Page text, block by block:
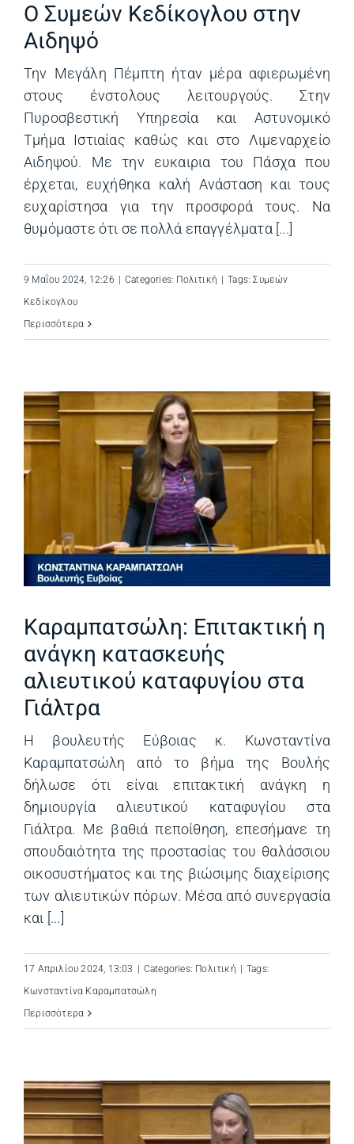
Ο Συμεών Κεδίκογλου στην
Αιδηψό
Την Μεγάλη Πέμπτη ήταν μέρα αφιερωμένη
στους ένστολους λειτουργούς. Στην
Πυροσβεστική Υπηρεσία και Αστυνομικό
Τμήμα Ιστιαίας καθώς και στο Λιμεναρχείο
Αιδηψού. Με την ευκαιρια του Πάσχα που
έρχεται, ευχήθηκα καλή Ανάσταση και τους
ευχαρίστησα για την προσφορά τους. Να
θυμόμαστε ότι σε πολλά επαγγέλματα [...]
9 Μαΐου 2024, 12:26 Categories: Πολιτική Tags:Συμεών
Κεδίκογλου
Περισσότερα
Καραμπατσώλη: Επιτακτική η
ανάγκη κατασκευής
αλιευτικού καταφυγίου στα
Γιάλτρα
Η βουλευτής Εύβοιας κ. Κωνσταντίνα
Καραμπατσώλη από το βήμα της Βουλής
δήλωσε ότι είναι επιτακτική ανάγκη η
δημιουργία αλιευτικού καταφυγίου στα
Γιάλτρα. Με βαθιά πεποίθηση, επεσήμανε τη
σπουδαιότητα της προστασίας του θαλάσσιου
οικοσυστήματος και της βιώσιμης διαχείρισης
των αλιευτικών πόρων. Μέσα από συνεργασία
και [...]
17 Απριλίου 2024, 13:03 Categories: Πολιτική
Tags:
Κωνσταντίνα Καραμπατσώλη
Περισσότερα